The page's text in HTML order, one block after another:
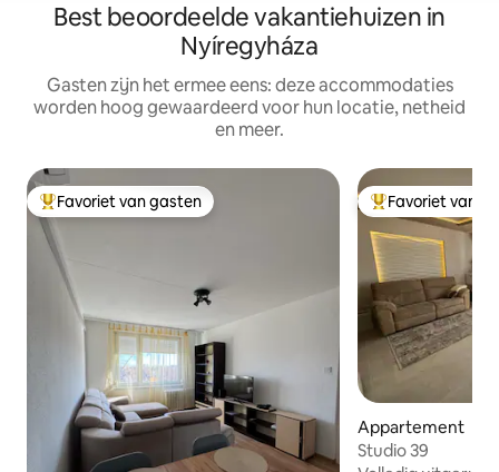
Best beoordeelde vakantiehuizen in
Nyíregyháza
Gasten zijn het ermee eens: deze accommodaties
worden hoog gewaardeerd voor hun locatie, netheid
en meer.
Topfavoriet van gasten
Favoriet van gasten Topfavoriet van
Favoriet van
Appartement
Studio 39